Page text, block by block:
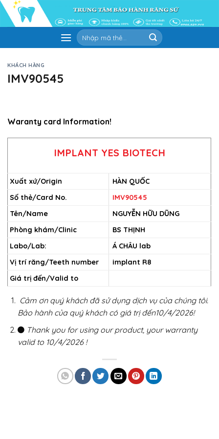
Skip
content
Tìm
kiếm:
KHÁCH HÀNG
IMV90545
Waranty card Information!
IMPLANT YES BIOTECH
Xuất xứ/Origin
HÀN QUỐC
Số thẻ/Card No.
IMV90545
Tên/Name
NGUYỄN HỮU DŨNG
Phòng khám/Clinic
BS THỊNH
Labo/Lab:
Á CHÂU lab
Vị trí răng/Teeth number
implant R8
Giá trị đến/Valid to
Cảm ơn quý khách đã sử dụng dịch vụ của chúng tôi.
Bảo hành của quý khách có giá trị đến10/4/2026!
Thank you for using our product, your warranty
valid to 10/4/2026 !